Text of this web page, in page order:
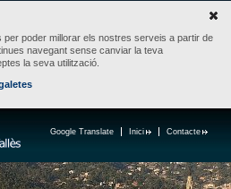
per poder millorar els nostres serveis a partir de
navegant sense canviar la teva
la seva utilització.
Contacte
Inici
Google Translate